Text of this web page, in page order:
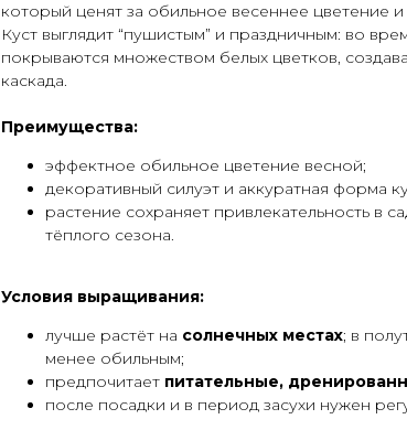
который ценят за обильное весеннее цветение
Куст выглядит “пушистым” и праздничным: во
покрываются множеством белых цветков,
каскада.
Преимущества:
эффектное обильное цветение весной;
декоративный силуэт и аккуратная форма
растение сохраняет привлекательность в
тёплого сезона.
Условия выращивания:
лучше растёт на солнечных местах; в
менее обильным;
предпочитает питательные,
после посадки и в период засухи нужен